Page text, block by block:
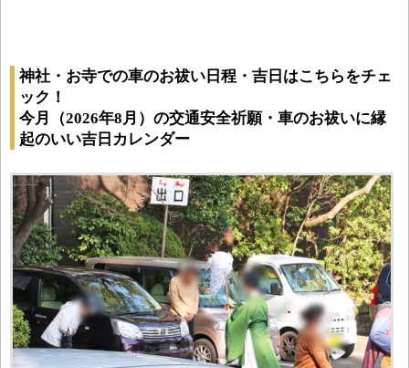
神社・お寺での車のお祓い日程・吉日はこちらをチェ
ック！
今月（2026年8月）の交通安全祈願・車のお祓いに縁
起のいい吉日カレンダー